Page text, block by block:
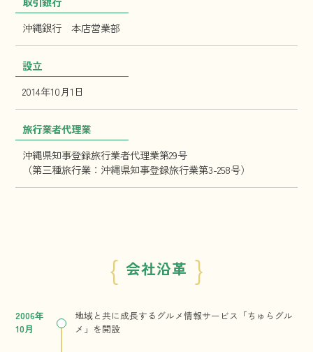
沖縄銀行 本店営業部
設立
2014年10月1日
旅行業者代理業
沖縄県知事登録旅行業者代理業第29号
（第三種旅行業：沖縄県知事登録旅行業第3-258号）
{ 会社沿革 }
2006年
10月
地域と共に成長するグルメ情報サービス「ちゅらグル
メ」を開設